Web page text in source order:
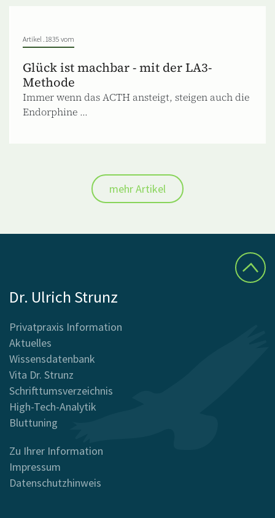
Artikel .1835 vom
Glück ist machbar - mit der LA3-
Methode
Immer wenn das ACTH ansteigt, steigen auch die
Endorphine ...
mehr Artikel
Dr. Ulrich Strunz
Privatpraxis Information
Aktuelles
Wissensdatenbank
Vita Dr. Strunz
Schrifttumsverzeichnis
High-Tech-Analytik
Bluttuning
Zu Ihrer Information
Impressum
Datenschutzhinweis